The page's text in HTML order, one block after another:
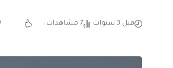
قبل 3 سنوات 7 مشاهدات